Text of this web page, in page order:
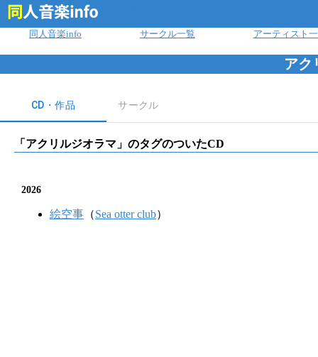
同人音楽info サークル一覧 アーティスト
アク
CD・作品 サークル
「 アクリルジオラマ 」のタグのついたCD
2026
絵空事 （Sea otter club）